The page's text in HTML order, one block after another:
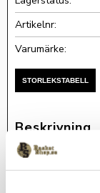
Artikelnr
DON Issue #7 är